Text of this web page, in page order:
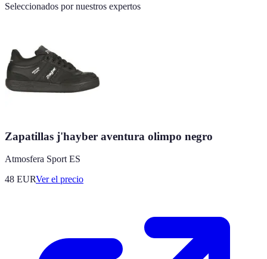
Seleccionados por nuestros expertos
Zapatillas j'hayber aventura olimpo negro
Atmosfera Sport ES
48 EURVer el precio